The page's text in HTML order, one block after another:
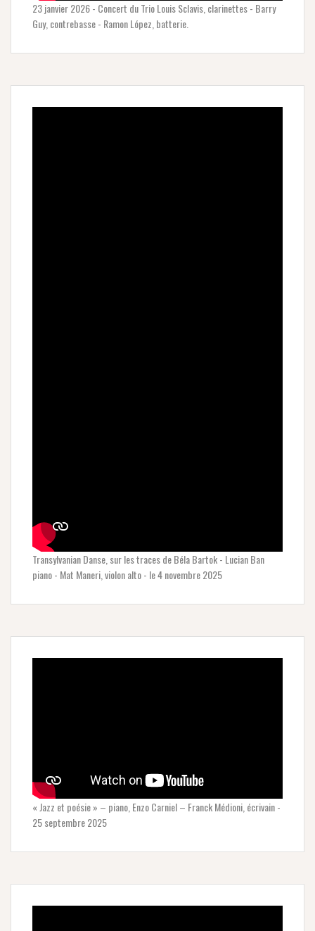
23 janvier 2026 - Concert du Trio Louis Sclavis, clarinettes - Barry
Guy, contrebasse - Ramon López, batterie.
Transylvanian Danse, sur les traces de Béla Bartok - Lucian Ban
piano - Mat Maneri, violon alto - le 4 novembre 2025
« Jazz et poésie » – piano, Enzo Carniel – Franck Médioni, écrivain -
25 septembre 2025